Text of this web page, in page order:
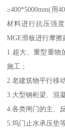
≥400*5000mm(用
材料进行抗压强
MGE滑板进行摩擦
1.超大、重型重物
施工；
2.老建筑物平行移
3.大型钢桁梁、混
4.各类闸门的主、
5.坞门止水承压垫